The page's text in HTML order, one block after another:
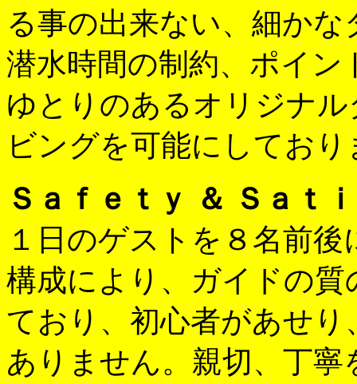
る事の出来ない、細か
潜水時間の制約、ポイ
ゆとりのあるオリジナ
ビングを可能にしており
Ｓａｆｅｔｙ ＆ Ｓａｔ
１日のゲストを８名前
構成により、ガイドの
ており、初心者があせ
ありません。親切、丁